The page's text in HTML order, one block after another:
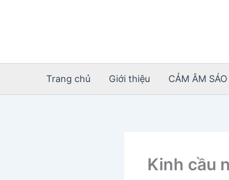
Trang chủ Giới thiệu CẢM ÂM
Kinh cầu